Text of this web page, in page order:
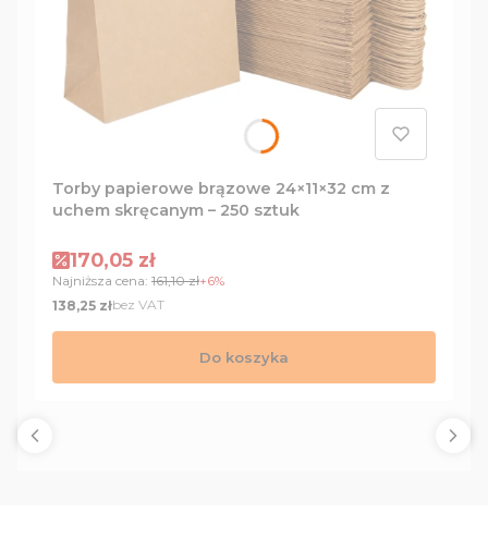
Torby papierowe brązowe 24×11×32 cm z
uchem skręcanym – 250 sztuk
Cena promocyjna
170,05 zł
Najniższa cena: 161,10 zł+6%
Cena
138,25 złbez VAT
Do koszyka